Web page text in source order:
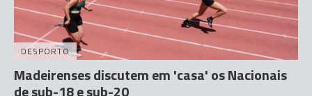
DESPORTO
Madeirenses discutem em 'casa' os Nacionais
de sub-18 e sub-20